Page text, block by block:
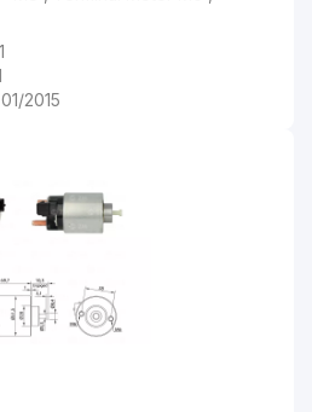
2015